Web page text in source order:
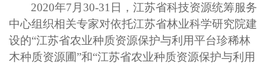
2020年7 月 30-31 日，江苏省科技资源统筹服务
中心组织相关专家对依托江苏省林业科学研究院建
设的“江苏省农业种质资源保护与利用平台珍稀林
木种质资源圃”和“江苏省农业种质资源保护与利用